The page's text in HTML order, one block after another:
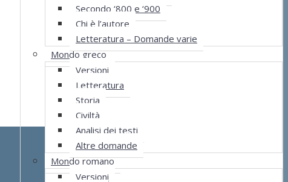
Secondo ‘800 e ‘900
Chi è l’autore
Letteratura – Domande varie
Mondo greco
Versioni
Letteratura
Storia
Civiltà
Analisi dei testi
Altre domande
Mondo romano
Versioni